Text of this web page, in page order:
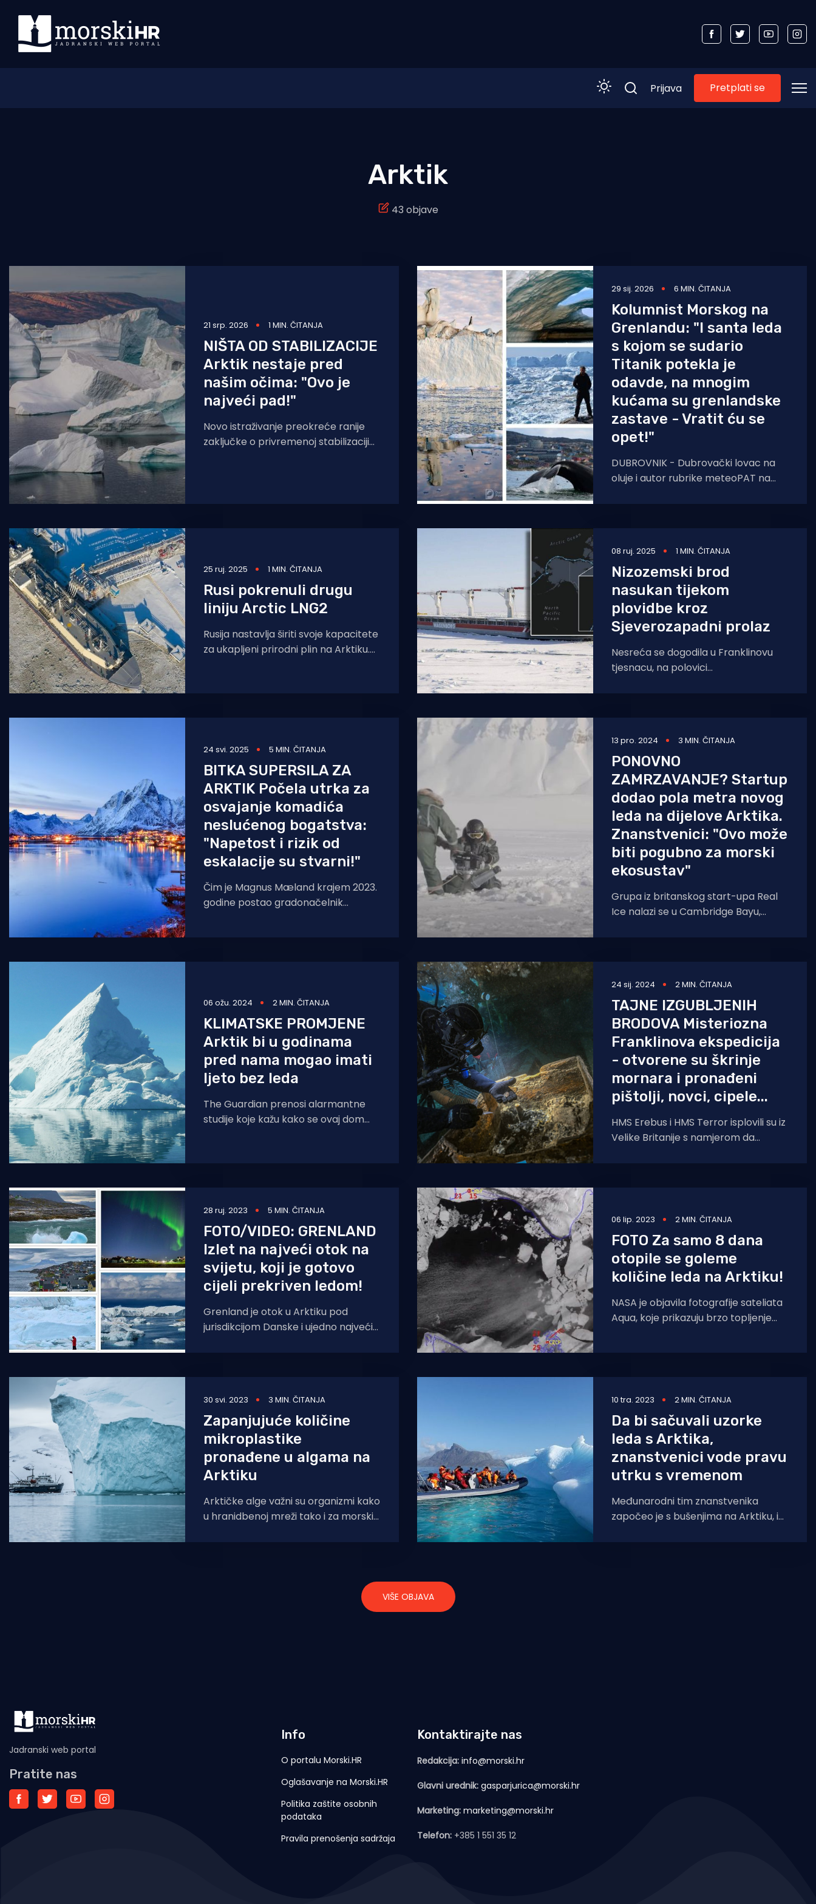
Turizam i nautika
Pomorstvo
Ribolov
Ekologija
Tradicija i kultura
Prijava Pretplati se
Arktik
43 objave
21 srp. 2026 1 MIN. ČITANJA
NIŠTA OD STABILIZACIJE
Arktik nestaje pred
našim očima: "Ovo je
najveći pad!"
Novo istraživanje preokreće ranije
zaključke o privremenoj stabilizaciji
29 sij. 2026 6 MIN. ČITANJA
Kolumnist Morskog na
Grenlandu: "I santa leda
s kojom se sudario
Titanik potekla je
odavde, na mnogim
kućama su grenlandske
zastave - Vratit ću se
opet!"
DUBROVNIK - Dubrovački lovac na
oluje i autor rubrike meteoPAT na
dva puta bio na
25 ruj. 2025 1 MIN. ČITANJA
Rusi pokrenuli drugu
liniju Arctic LNG2
Rusija nastavlja širiti svoje kapacitete
za ukapljeni prirodni plin na Arktiku.
08 ruj. 2025 1 MIN. ČITANJA
Nizozemski brod
nasukan tijekom
plovidbe kroz
Sjeverozapadni prolaz
Nesreća se dogodila u Franklinovu
tjesnacu, na polovici
dviju glavnih arktičkih pomorskih
24 svi. 2025 5 MIN. ČITANJA
BITKA SUPERSILA ZA
ARKTIK Počela utrka za
osvajanje komadića
neslućenog bogatstva:
"Napetost i rizik od
eskalacije su stvarni!"
Čim je Magnus Mæland krajem 2023.
godine postao gradonačelnik
13 pro. 2024 3 MIN. ČITANJA
PONOVNO
ZAMRZAVANJE? Startup
dodao pola metra novog
leda na dijelove Arktika.
Znanstvenici: "Ovo može
biti pogubno za morski
ekosustav"
Grupa iz britanskog start-upa Real
Ice nalazi se u Cambridge Bayu,
kako bi pokušala
06 ožu. 2024 2 MIN. ČITANJA
KLIMATSKE PROMJENE
Arktik bi u godinama
pred nama mogao imati
ljeto bez leda
The Guardian prenosi alarmantne
studije koje kažu kako se ovaj dom
24 sij. 2024 2 MIN. ČITANJA
TAJNE IZGUBLJENIH
BRODOVA Misteriozna
Franklinova ekspedicija
- otvorene su škrinje
mornara i pronađeni
pištolji, novci, cipele...
HMS Erebus i HMS Terror isplovili su iz
Velike Britanije s namjerom da
način da iz
28 ruj. 2023 5 MIN. ČITANJA
FOTO/VIDEO: GRENLAND
Izlet na najveći otok na
svijetu, koji je gotovo
cijeli prekriven ledom!
Grenland je otok u Arktiku pod
jurisdikcijom Danske i ujedno najveći
06 lip. 2023 2 MIN. ČITANJA
FOTO Za samo 8 dana
otopile se goleme
količine leda na Arktiku!
NASA je objavila fotografije sateliata
Aqua, koje prikazuju brzo topljenje
30 svi. 2023 3 MIN. ČITANJA
Zapanjujuće količine
mikroplastike
pronađene u algama na
Arktiku
Arktičke alge važni su organizmi kako
u hranidbenoj mreži tako i za morski
zabrinjavaju pronađene količine
10 tra. 2023 2 MIN. ČITANJA
Da bi sačuvali uzorke
leda s Arktika,
znanstvenici vode pravu
utrku s vremenom
Međunarodni tim znanstvenika
započeo je s bušenjima na Arktiku, i
i do 300 godina,
VIŠE OBJAVA
Jadranski web portal
Pratite nas
Info
O portalu Morski.HR
Oglašavanje na Morski.HR
Politika zaštite osobnih
podataka
Pravila prenošenja sadržaja
Kontaktirajte nas
Redakcija: info@morski.hr
Glavni urednik: gasparjurica@morski.hr
Marketing: marketing@morski.hr
Telefon: +385 1 551 35 12